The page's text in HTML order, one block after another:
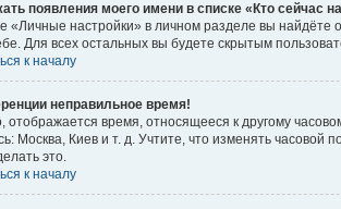
появления моего имени в списке «Кто сейчас
«Личные настройки» в личном разделе вы найдёте
Для всех остальных вы будете скрытым
к началу
неправильное время!
отображается время, относящееся к другому
Москва, Киев и т. д. Учтите, что изменять часовой
это.
к началу